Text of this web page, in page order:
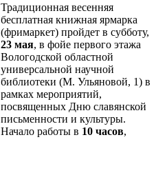
Традиционная весенняя
бесплатная книжная ярмарка
(фримаркет) пройдет в субботу,
23 мая, в фойе первого этажа
Вологодской областной
универсальной научной
библиотеки (М. Ульяновой, 1) в
рамках мероприятий,
посвященных Дню славянской
письменности и культуры.
Начало работы в 10 часов,